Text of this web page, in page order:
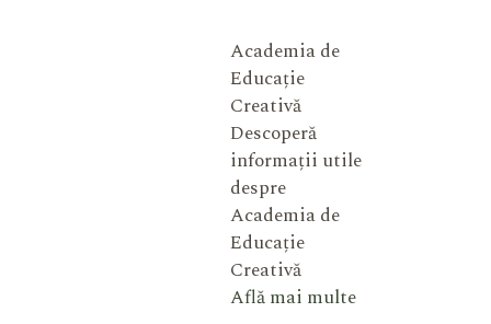
Academia de
Educație
Creativă
Descoperă
informații utile
despre
Academia de
Educație
Creativă
Află mai multe